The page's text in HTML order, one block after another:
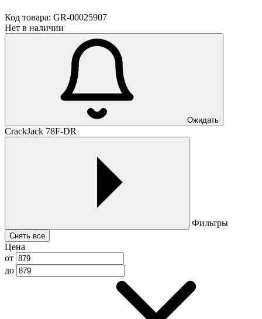
Код товара: GR-00025907
Нет в наличии
Ожидать
CrackJack 78F-DR
Фильтры
Снять все
Цена
от
до